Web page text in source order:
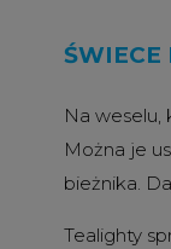
ŚWIECE
Na weselu,
Można je
bieżnika.
Tealighty